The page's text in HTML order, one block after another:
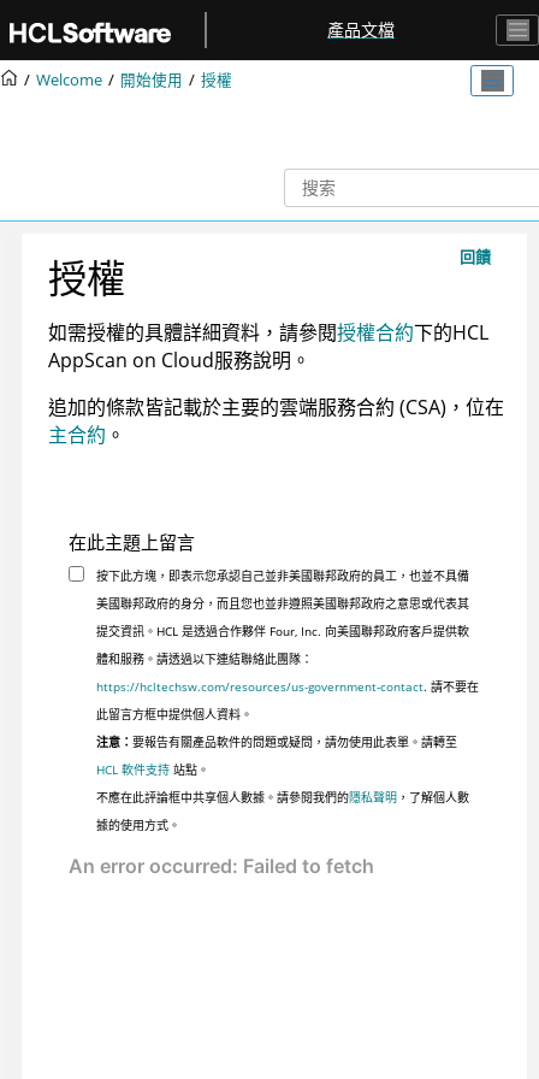
產品文檔
Welcome 開始使用 授權
回饋
授權
如需授權的具體詳細資料，請參閱授權合約下的HCL
AppScan on Cloud服務說明 。
追加的條款皆記載於主要的雲端服務合約 (CSA)，位在
主合約 。
在此主題上留言
按下此方塊，即表示您承認自己並非美國聯邦政府的員工，也並不具備
美國聯邦政府的身分，而且您也並非遵照美國聯邦政府之意思或代表其
提交資訊。HCL 是透過合作夥伴 Four, Inc. 向美國聯邦政府客戶提供軟
體和服務。請透過以下連結聯絡此團隊：
https://hcltechsw.com/resources/us-government-contact. 請不要在
此留言方框中提供個人資料。
注意： 要報告有關產品軟件的問題或疑問，請勿使用此表單。請轉至
HCL 軟件支持站點。
不應在此評論框中共享個人數據。請參閱我們的隱私聲明，了解個人數
據的使用方式。